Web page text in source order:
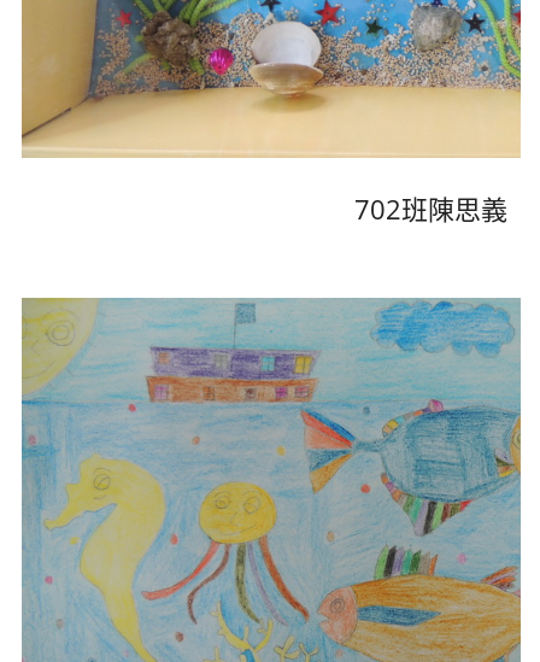
702班陳思義